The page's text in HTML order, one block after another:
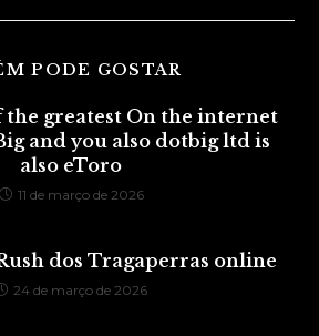
nova nova nova
PODE GOSTAR
the greatest On the internet
and you also dotbig ltd is
also eToro
11 de março de 2026
dos Tragaperras online
24 de março de 2026